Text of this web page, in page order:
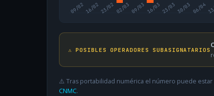
09/0216/0223/02 02/03 09/03 16/03 23/03 30/03 06/04
⚠️ POSIBLES OPERADORES SUBASIGNATARIOS
⚠️ Tras portabilidad numérica el número puede
CNMC.